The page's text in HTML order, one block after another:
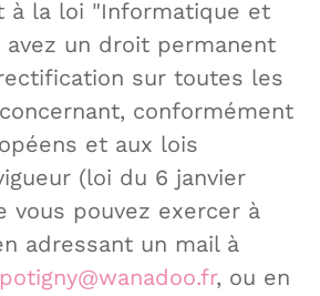
à la loi "Informatique et
avez un droit permanent
sur toutes les
conformément
et aux lois
(loi du 6 janvier
vous pouvez exercer à
adressant un mail à
, ou en